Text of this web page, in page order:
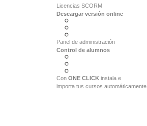
Licencias SCORM
Descargar versión online
Panel de administración
Control de alumnos
ConONE CLICK instala e
importa tus cursos automáticamente